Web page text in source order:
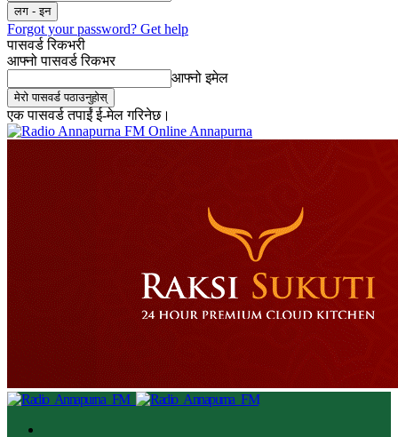
Forgot your password? Get help
पासवर्ड रिकभरी
आफ्नो पासवर्ड रिकभर
आफ्नो इमेल
एक पासवर्ड तपाईं ई-मेल गरिनेछ।
Online Annapurna